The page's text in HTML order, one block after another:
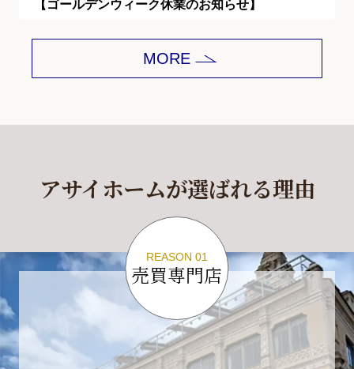
【ゴールデンウィーク休業のお知らせ】
平素は格別のご愛顧を賜り、誠にありがとうご
下記期間をゴールデンウィーク休業とさせて頂
休業期間中に頂きましたお問い合わせにつきま
2026年5月7日(木)以降、順次対応させて頂きま
ご不便をおかけいたしますが、何卒ご理解の程
よろしくお願いいたします。
2026-04-17
【臨時休業のお知らせ】
MORE
アサイホームが選ばれる理由
REASON 01
売買専門店